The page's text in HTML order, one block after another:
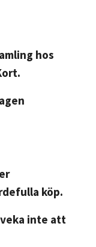
hos
köp.
inte att